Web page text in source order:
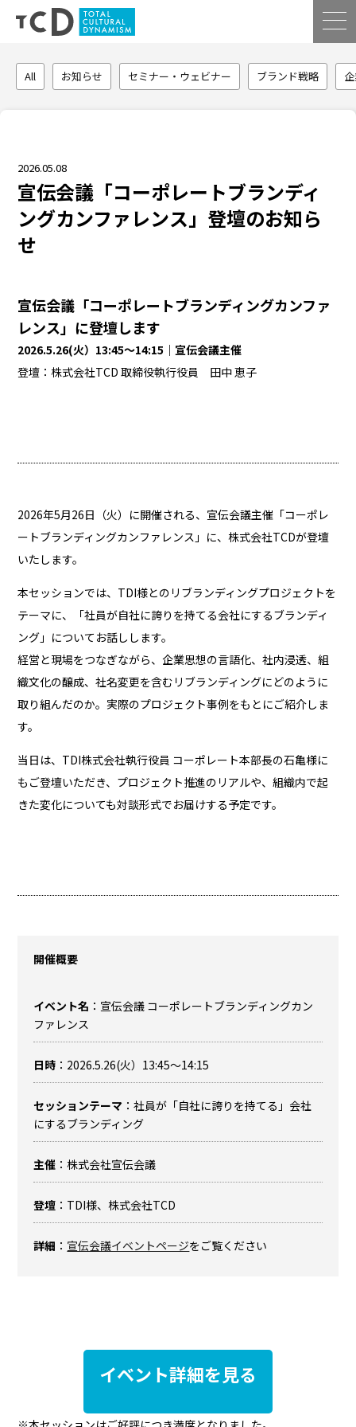
All お知らせ セミナー・ウェビナー ブランド戦略
2026.05.08
宣伝会議「コーポレートブランディ
ングカンファレンス」登壇のお知ら
せ
宣伝会議「コーポレートブランディングカンファ
レンス」に登壇します
2026.5.26(火）13:45〜14:15｜宣伝会議主催
登壇：株式会社TCD 取締役執行役員 田中 恵子
2026年5月26日（火）に開催される、宣伝会議主催「コーポレ
ートブランディングカンファレンス」に、株式会社TCDが登壇
いたします。
本セッションでは、TDI様とのリブランディングプロジェクトを
テーマに、「社員が自社に誇りを持てる会社にするブランディ
ング」についてお話しします。
経営と現場をつなぎながら、企業思想の言語化、社内浸透、組
織文化の醸成、社名変更を含むリブランディングにどのように
取り組んだのか。実際のプロジェクト事例をもとにご紹介しま
す。
当日は、TDI株式会社執行役員 コーポレート本部長の石亀様に
もご登壇いただき、プロジェクト推進のリアルや、組織内で起
きた変化についても対談形式でお届けする予定です。
開催概要
イベント名 ：宣伝会議 コーポレートブランディングカン
ファレンス
日時 ：2026.5.26(火）13:45〜14:15
セッションテーマ ：社員が「自社に誇りを持てる」会社
にするブランディング
主催 ：株式会社宣伝会議
登壇 ：TDI様、株式会社TCD
詳細 ： 宣伝会議イベントページをご覧ください
イベント詳細を見る